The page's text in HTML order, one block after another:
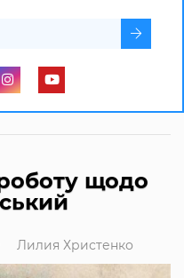
щодо
Лилия Христенко